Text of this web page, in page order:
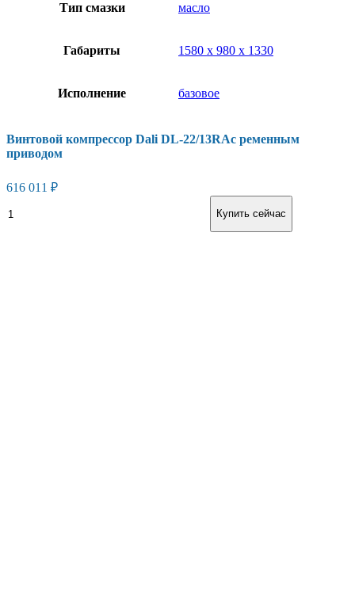
Тип смазки масло
Габариты 1580 x 980 x 1330
Исполнение базовое
Винтовой компрессор Dali DL-22/13RAс ременным
приводом
616 011 ₽
Винтовой
Купить сейчас